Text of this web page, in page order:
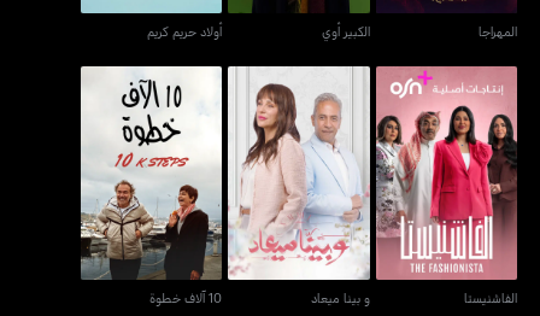
المهراجا الكبير أوي أولاد حريم كريم
الفاشنيستا
الفاشنيستا
و بينا ميعاد
و بينا ميعاد
10 آلاف خطوة
10 آلاف خطوة